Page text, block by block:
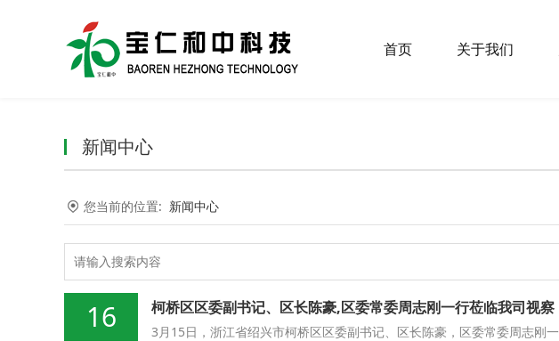
首页 关于我们
新闻中心
您当前的位置: 新闻中心
16 柯桥区区委副书记、区长陈豪,区委常委周志刚一行莅临我司视察
3月15日，浙江省绍兴市柯桥区区委副书记、区长陈豪，区委常委周志刚